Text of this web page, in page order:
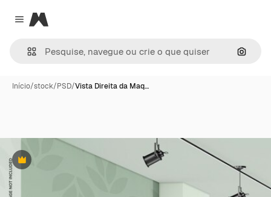
Close menu
Magnific
Início/stock/PSD/Vista Direita da Maq…
Premium